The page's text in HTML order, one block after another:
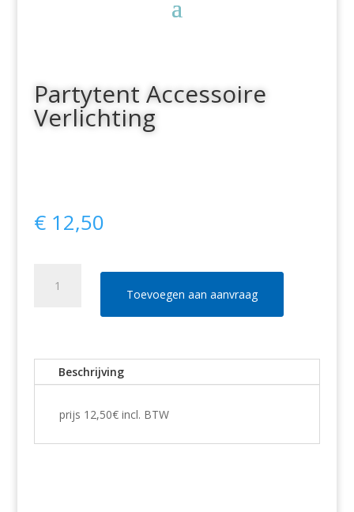
Partytent Accessoire
Verlichting
€12,50
Accessoire
Toevoegen aan aanvraag
Beschrijving
prijs 12,50€ incl. BTW